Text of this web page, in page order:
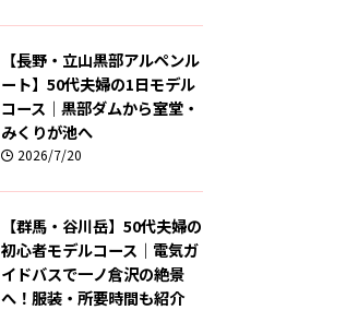
【長野・立山黒部アルペンル
ート】50代夫婦の1日モデル
コース｜黒部ダムから室堂・
みくりが池へ
2026/7/20
【群馬・谷川岳】50代夫婦の
初心者モデルコース｜電気ガ
イドバスで一ノ倉沢の絶景
へ！服装・所要時間も紹介